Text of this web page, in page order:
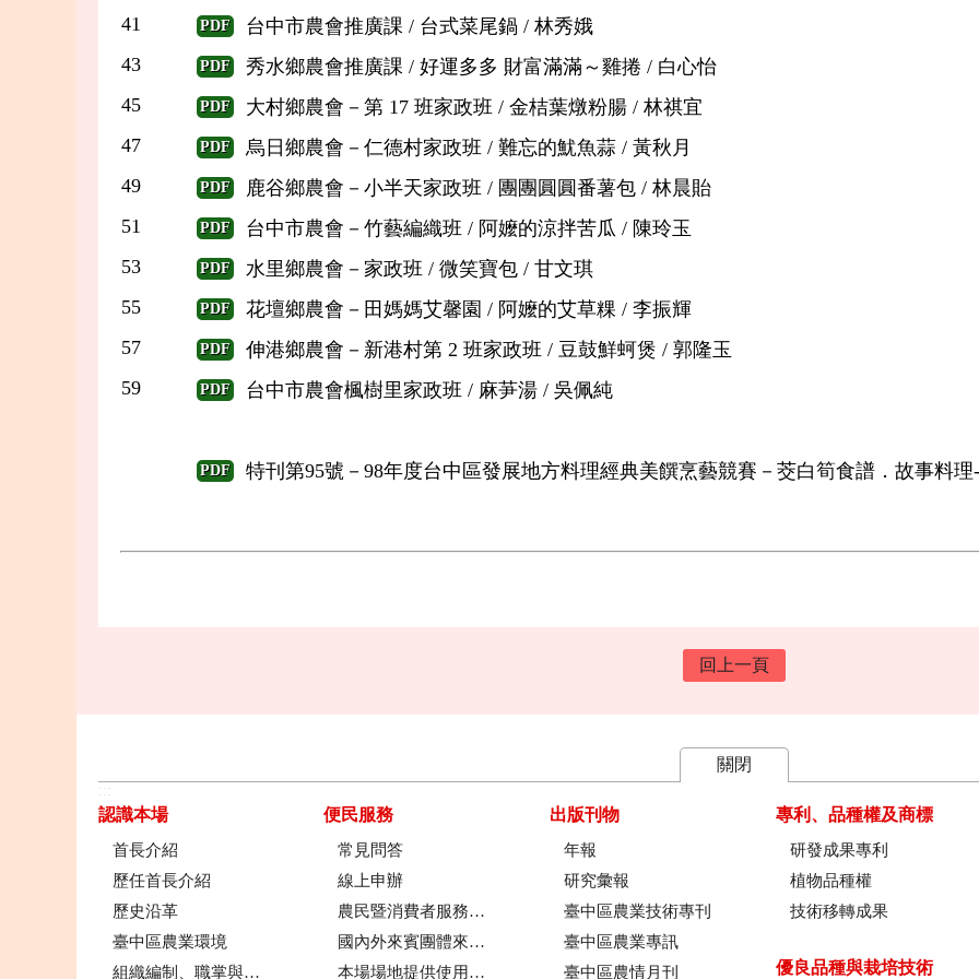
41 PDF
台中市農會推廣課 / 台式菜尾鍋 / 林秀娥
43
PDF
秀水鄉農會推廣課 / 好運多多 財富滿滿～雞捲 / 白心怡
45
PDF
大村鄉農會－第 17 班家政班 / 金桔葉燉粉腸 / 林祺宜
47
PDF
烏日鄉農會－仁德村家政班 / 難忘的魷魚蒜 / 黃秋月
49
PDF
鹿谷鄉農會－小半天家政班 / 團團圓圓番薯包 / 林晨貽
51
PDF
台中市農會－竹藝編織班 / 阿嬤的涼拌苦瓜 / 陳玲玉
53
PDF
水里鄉農會－家政班 / 微笑寶包 / 甘文琪
55
PDF
花壇鄉農會－田媽媽艾馨園 / 阿嬤的艾草粿 / 李振輝
57
PDF
伸港鄉農會－新港村第 2 班家政班 / 豆鼓鮮蚵煲 / 郭隆玉
59
PDF 台中市農會楓樹里家政班 / 麻芛湯 / 吳佩純
PDF 特刊第95號－98年度台中區發展地方料理經典美饌烹藝競賽－茭白筍食譜．故事料理
回上一頁
關閉
認識本場
首長介紹
歷任首長介紹
歷史沿革
臺中區農業環境
組織編制、職掌與架構
便民服務
常見問答
線上申辦
農民暨消費者服務中心
國內外來賓團體來場參訪申請流程
本場場地提供使用管理規定
出版刊物
年報
研究彙報
臺中區農業技術專刊
臺中區農業專訊
臺中區農情月刊
專利、品種權及商標
研發成果專利
植物品種權
技術移轉成果
優良品種與栽培技術